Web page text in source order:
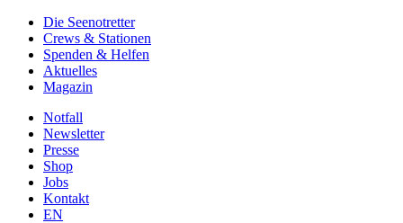
Die Seenotretter
Crews & Stationen
Spenden & Helfen
Aktuelles
Magazin
Notfall
Newsletter
Presse
Shop
Jobs
Kontakt
EN